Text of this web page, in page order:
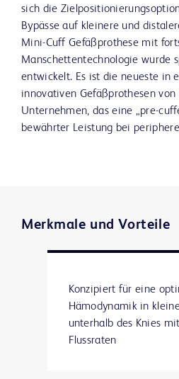
sich die
Bypässe auf kleinere und
Mini-Cuff Gefäßprothese mit
Manschettentechnologie wurde
entwickelt. Es ist die neueste in
innovativen Gefäßprothesen von
Unternehmen, das eine „pre-
bewährter Leistung bei
Merkmale und Vorteile
Konzipiert für eine
Hämodynamik in
unterhalb des Knies
Flussraten